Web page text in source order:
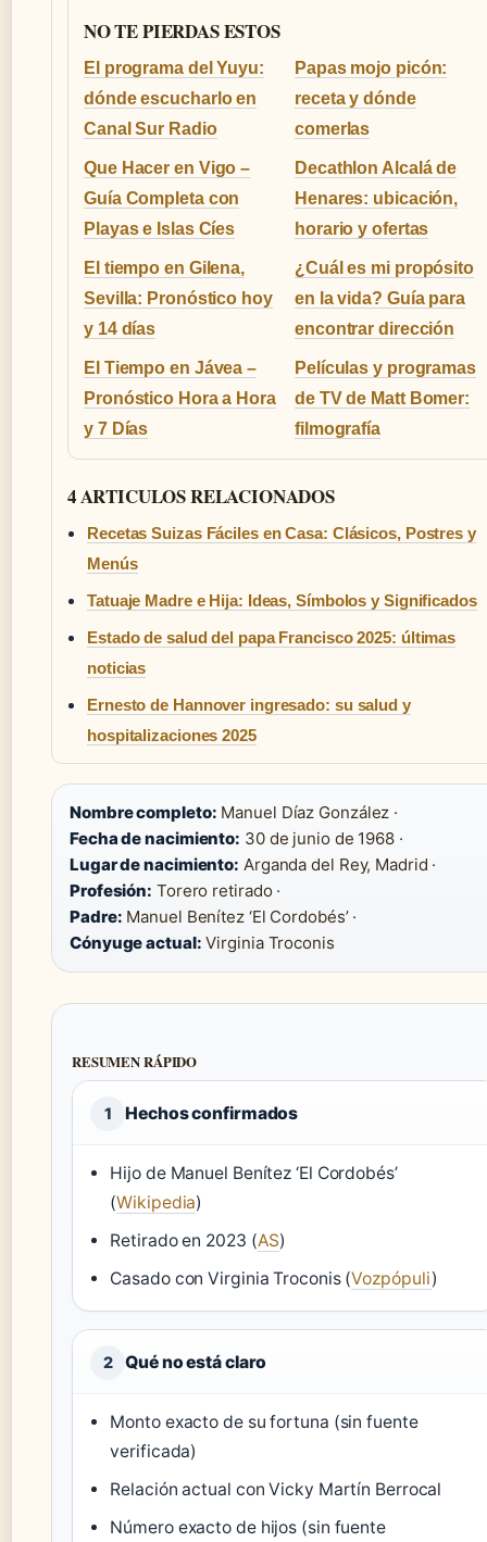
NO TE PIERDAS ESTOS
El programa del Yuyu:
dónde escucharlo en
Canal Sur Radio
Papas mojo picón:
receta y dónde
comerlas
Que Hacer en Vigo –
Guía Completa con
Playas e Islas Cíes
Decathlon Alcalá de
Henares: ubicación,
horario y ofertas
El tiempo en Gilena,
Sevilla: Pronóstico hoy
y 14 días
¿Cuál es mi propósito
en la vida? Guía para
encontrar dirección
El Tiempo en Jávea –
Pronóstico Hora a Hora
y 7 Días
Películas y programas
de TV de Matt Bomer:
filmografía
4 ARTICULOS RELACIONADOS
Recetas Suizas Fáciles en Casa: Clásicos, Postres y
Menús
Tatuaje Madre e Hija: Ideas, Símbolos y Significados
Estado de salud del papa Francisco 2025: últimas
noticias
Ernesto de Hannover ingresado: su salud y
hospitalizaciones 2025
Nombre completo: Manuel Díaz González ·
Fecha de nacimiento: 30 de junio de 1968 ·
Lugar de nacimiento: Arganda del Rey, Madrid ·
Profesión: Torero retirado ·
Padre: Manuel Benítez ‘El Cordobés’ ·
Cónyuge actual: Virginia Troconis
RESUMEN RÁPIDO
1 Hechos confirmados
Hijo de Manuel Benítez ‘El Cordobés’
(Wikipedia)
Retirado en 2023 (AS)
Casado con Virginia Troconis (Vozpópuli)
2 Qué no está claro
Monto exacto de su fortuna (sin fuente
verificada)
Relación actual con Vicky Martín Berrocal
Número exacto de hijos (sin fuente